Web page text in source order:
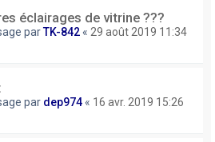
éclairages de vitrine ???
parTK-842 « 29 août 2019 11:34
par dep974 « 16 avr. 2019 15:26